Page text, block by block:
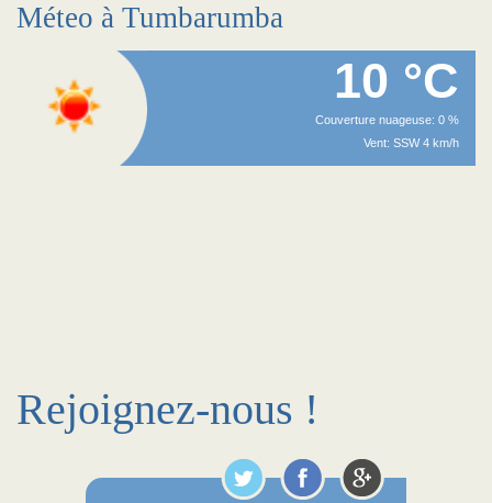
Méteo à Tumbarumba
10 °C
Couverture nuageuse: 0 %
Vent: SSW 4 km/h
Rejoignez-nous !